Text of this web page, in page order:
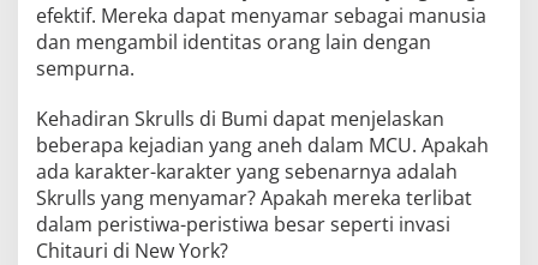
efektif. Mereka dapat menyamar sebagai manusia
dan mengambil identitas orang lain dengan
sempurna.
Kehadiran Skrulls di Bumi dapat menjelaskan
beberapa kejadian yang aneh dalam MCU. Apakah
ada karakter-karakter yang sebenarnya adalah
Skrulls yang menyamar? Apakah mereka terlibat
dalam peristiwa-peristiwa besar seperti invasi
Chitauri di New York?